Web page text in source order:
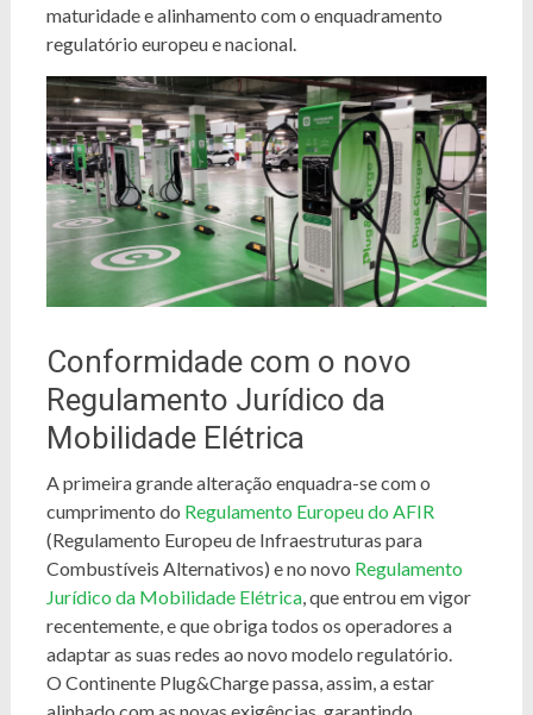
maturidade e alinhamento com o enquadramento
regulatório europeu e nacional.
Conformidade com o novo
Regulamento Jurídico da
Mobilidade Elétrica
A primeira grande alteração enquadra-se com o
cumprimento do Regulamento Europeu do AFIR
(Regulamento Europeu de Infraestruturas para
Combustíveis Alternativos) e no novo Regulamento
Jurídico da Mobilidade Elétrica, que entrou em vigor
recentemente, e que obriga todos os operadores a
adaptar as suas redes ao novo modelo regulatório.
O Continente Plug&Charge passa, assim, a estar